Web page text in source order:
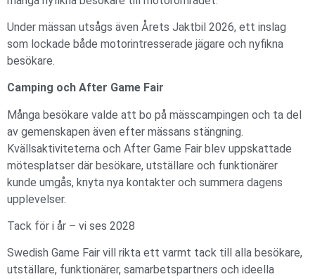
Under mässan utsågs även Årets Jaktbil 2026, ett inslag
som lockade både motorintresserade jägare och nyfikna
besökare.
Camping och After Game Fair
Många besökare valde att bo på mässcampingen och ta del
av gemenskapen även efter mässans stängning.
Kvällsaktiviteterna och After Game Fair blev uppskattade
mötesplatser där besökare, utställare och funktionärer
kunde umgås, knyta nya kontakter och summera dagens
upplevelser.
Tack för i år – vi ses 2028
Swedish Game Fair vill rikta ett varmt tack till alla besökare,
utställare, funktionärer, samarbetspartners och ideella